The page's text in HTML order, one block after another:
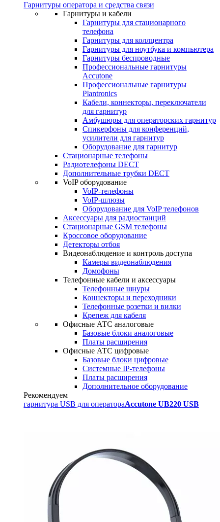
Гарнитуры оператора и средства связи
Гарнитуры и кабели
Гарнитуры для стационарного
телефона
Гарнитуры для коллцентра
Гарнитуры для ноутбука и компьютера
Гарнитуры беспроводные
Профессиональные гарнитуры
Accutone
Профессиональные гарнитуры
Plantronics
Кабели, коннекторы, переключатели
для гарнитур
Амбушюры для операторских гарнитур
Cпикерфоны для конференций,
усилители для гарнитур
Оборудование для гарнитур
Стационарные телефоны
Радиотелефоны DECT
Дополнительные трубки DECT
VoIP оборудование
VoIP-телефоны
VoIP-шлюзы
Оборудование для VoIP телефонов
Аксессуары для радиостанций
Стационарные GSM телефоны
Кроссовое оборудование
Детекторы отбоя
Видеонаблюдение и контроль доступа
Камеры видеонаблюдения
Домофоны
Телефонные кабели и аксессуары
Телефонные шнуры
Коннекторы и переходники
Телефонные розетки и вилки
Крепеж для кабеля
Офисные АТС аналоговые
Базовые блоки аналоговые
Платы расширения
Офисные АТС цифровые
Базовые блоки цифровые
Системные IP-телефоны
Платы расширения
Дополнительное оборудование
Рекомендуем
гарнитура USB для оператораAccutone UB220 USB